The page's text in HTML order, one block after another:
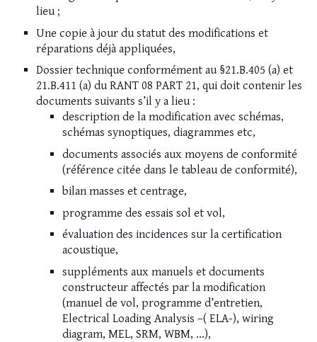
lieu ;
Une copie à jour du statut des modifications et
réparations déjà appliquées,
Dossier technique conformément au §21.B.405 (a) et
21.B.411 (a) du RANT 08 PART 21, qui doit contenir les
documents suivants s’il y a lieu :
description de la modification avec schémas,
schémas synoptiques, diagrammes etc,
documents associés aux moyens de conformité
(référence citée dans le tableau de conformité),
bilan masses et centrage,
programme des essais sol et vol,
évaluation des incidences sur la certification
acoustique,
suppléments aux manuels et documents
constructeur affectés par la modification
(manuel de vol, programme d’entretien,
Electrical Loading Analysis –( ELA-), wiring
diagram, MEL, SRM, WBM, …),